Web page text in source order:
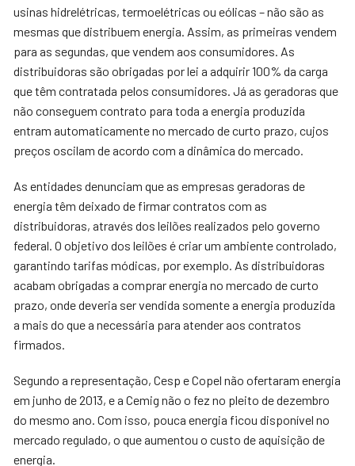
usinas hidrelétricas, termoelétricas ou eólicas – não são as
mesmas que distribuem energia. Assim, as primeiras vendem
para as segundas, que vendem aos consumidores. As
distribuidoras são obrigadas por lei a adquirir 100% da carga
que têm contratada pelos consumidores.Já as geradoras que
não conseguem contrato para toda a energia produzida
entram automaticamente no mercado de curto prazo, cujos
preços oscilam de acordo com a dinâmica do mercado.
As entidades denunciam que as empresas geradoras de
energia têm deixado de firmar contratos com as
distribuidoras, através dos leilões realizados pelo governo
federal. O objetivo dos leilões é criar um ambiente controlado,
garantindo tarifas módicas, por exemplo. As distribuidoras
acabam obrigadas a comprar energia no mercado de curto
prazo, onde deveria ser vendida somente a energia produzida
a mais do que a necessária para atender aos contratos
firmados.
Segundo a representação, Cesp e Copel não ofertaram energia
em junho de 2013, e a Cemig não o fez no pleito de dezembro
do mesmo ano. Com isso, pouca energia ficou disponível no
mercado regulado, o que aumentou o custo de aquisição de
energia.